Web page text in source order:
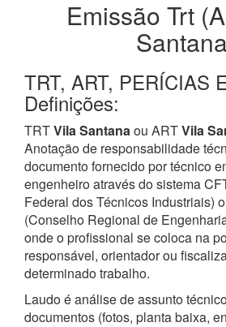
Emissão Trt
Santana
TRT, ART, PERÍCIAS
Definições:
TRTVila Santanaou ARTVila
Anotação de responsabilidade
documento fornecido por técnico
engenheiro através do sistema
Federal dos Técnicos Industriais)
(Conselho Regional de
onde o profissional se coloca na
responsável, orientador ou
determinado trabalho.
Laudo é análise de assunto
documentos (fotos, planta baixa,